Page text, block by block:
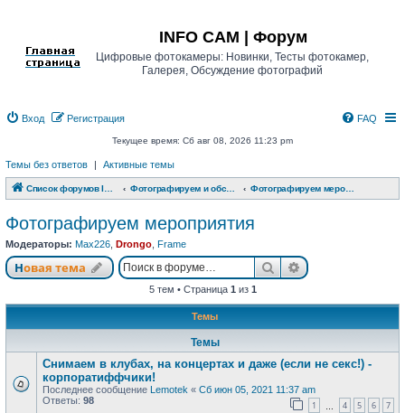
INFO CAM | Форум
Цифровые фотокамеры: Новинки, Тесты фотокамер,
Галерея, Обсуждение фотографий
Вход Регистрация FAQ
Текущее время: Сб авг 08, 2026 11:23 pm
Темы без ответов | Активные темы
Список форумов INFO CAM | Форум Фотографируем мероприятия
Фотографируем мероприятия
Модераторы: Max226 Drongo Frame
Новая тема
Новая тема ПоискРасширенный
5 тем • Страница 1 из 1
Темы
Темы
Снимаем в клубах, на концертах и даже (если не секс!) -
корпоратиффчики!
Последнее сообщение Lemotek « Сб июн 05, 2021 11:37 am
Ответы: 98 1 4 5 6 7